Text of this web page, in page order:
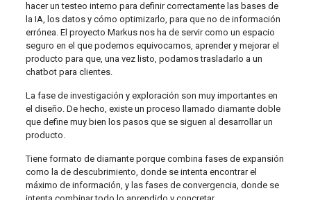
hacer un testeo interno para definir correctamente las bases de
la IA, los datos y cómo optimizarlo, para que no de información
errónea. El proyecto Markus nos ha de servir como un espacio
seguro en el que podemos equivocarnos, aprender y mejorar el
producto para que, una vez listo, podamos trasladarlo a un
chatbot para clientes.
La fase de investigación y exploración son muy importantes en
el diseño. De hecho, existe un proceso llamado diamante doble
que define muy bien los pasos que se siguen al desarrollar un
producto.
Tiene formato de diamante porque combina fases de expansión
como la de descubrimiento, donde se intenta encontrar el
máximo de información, y las fases de convergencia, donde se